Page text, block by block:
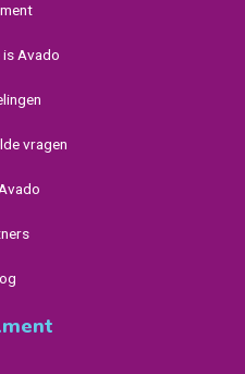
Avado
vragen